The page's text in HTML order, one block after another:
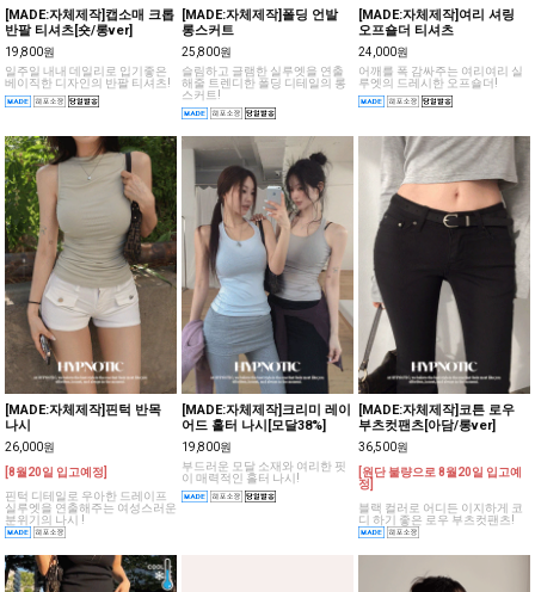
[MADE:자체제작]캡소매 크롭
반팔 티셔츠[숏/롱ver]
19,800원
일주일 내내 데일리로 입기좋은
베이직한 디자인의 반팔 티셔츠!
[MADE:자체제작]폴딩 언발
롱스커트
25,800원
슬림하고 글램한 실루엣을 연출
해줄 트렌디한 폴딩 디테일의 롱
스커트!
[MADE:자체제작]여리 셔링
오프숄더 티셔츠
24,000원
어깨를 폭 감싸주는 여리여리 실
루엣의 드레시한 오프숄더!
[MADE:자체제작]핀턱 반목
나시
핀턱 디테일로 우아한 드레이프
실루엣을 연출해주는 여성스러운
분위기의 나시 !
[MADE:자체제작]크리미 레이
어드 홀터 나시[모달38%]
19,800원
부드러운 모달 소재와 여리한 핏
이 매력적인 홀터 나시!
[MADE:자체제작]코튼 로우
부츠컷팬츠[아담/롱ver]
[원단 불량으로 8월20일 입고예
블랙 컬러로 어디든 이지하게 코
디 하기 좋은 로우 부츠컷팬츠!